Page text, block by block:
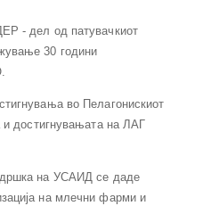
- дел од патувачкиот
30 години
во Пелагонискиот
и достигнувањата на ЛАГ
на УСАИД се даде
на млечни фарми и